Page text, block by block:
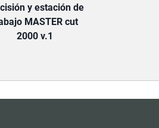
y estación de
MASTER cut
2000 v.1